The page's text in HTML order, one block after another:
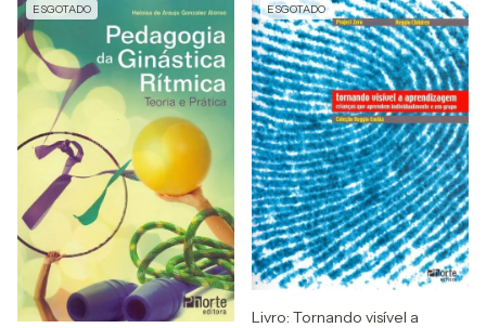
ESGOTADO ESGOTADO
Livro: Tornando visível a